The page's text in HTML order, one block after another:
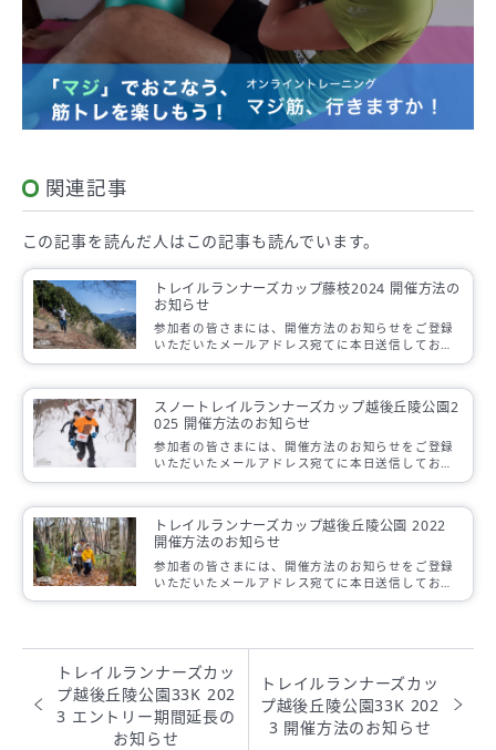
関連記事
この記事を読んだ人は この記事も読んでいます。
トレイルランナーズカップ藤枝2024 開催方法の
お知らせ
参加者の皆さまには、開催方法のお知らせをご登録
いただいたメールアドレス宛てに本日送信しており
ます。
スノートレイルランナーズカップ越後丘陵公園2
025 開催方法のお知らせ
参加者の皆さまには、開催方法のお知らせをご登録
いただいたメールアドレス宛てに本日送信しており
ます。
トレイルランナーズカップ越後丘陵公園 2022
開催方法のお知らせ
参加者の皆さまには、開催方法のお知らせをご登録
いただいたメールアドレス宛てに本日送信しており
ます。
トレイルランナーズカッ
プ越後丘陵公園33K 202
3 エントリー期間延長の
お知らせ
トレイルランナーズカッ
プ越後丘陵公園33K 202
3 開催方法のお知らせ